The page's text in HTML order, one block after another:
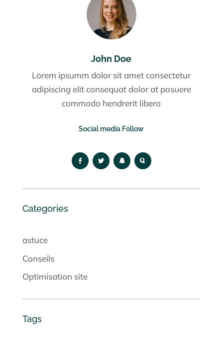
John Doe
Lorem ipsumm dolor sit amet consectetur
adipiscing elit consequat dolor at posuere
commodo hendrerit libero
Social media Follow
Categories
astuce
Conseils
Optimisation site
Tags